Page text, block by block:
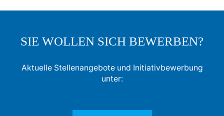
SIE WOLLEN SICH BEWERBEN?
Aktuelle Stellenangebote und Initiativbewerbung
unter: